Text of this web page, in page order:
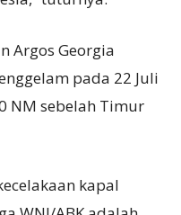
Argos Georgia
pada 22 Juli
NM sebelah Timur
kapal